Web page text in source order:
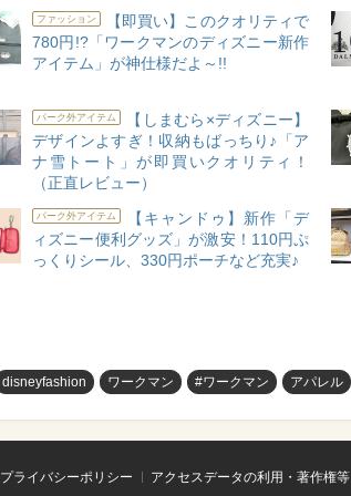
ファッション
【即買い】このクオリティで
780円!?「ワークマンのディズニー新作
アイテム」が神仕様だよ～!!
パーク外アイテム
【しまむら×ディズニー】
デザインよすぎ！収納もばっちり♪「ア
ナ雪トート」が即買いクオリティ！
（正直レビュー）
パーク外アイテム
【キャンドゥ】新作「デ
ィズニー便利グッズ」が激安！110円ぷ
っくりシール、330円ポーチなど充実♪
disneyfashion ワークマン #ワークマン アパレル
プライバシーポリシー アクセスデータの利用・著作権等